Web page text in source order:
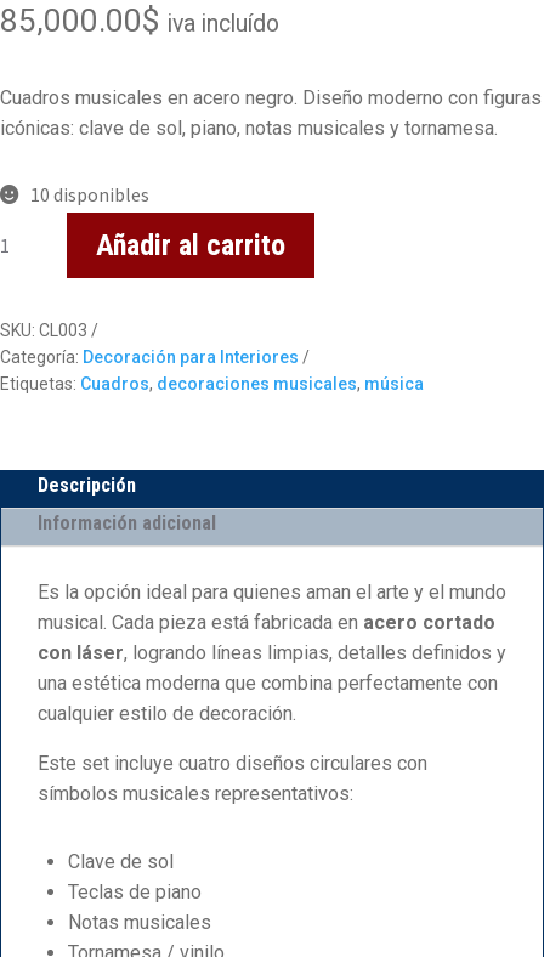
85,000.00$ iva incluído
Cuadros musicales en acero negro. Diseño moderno con figuras
icónicas: clave de sol, piano, notas musicales y tornamesa.
10 disponibles
de
Cuadros
Música
cantidad
Añadir al carrito
SKU: CL003
Categoría: Decoración para Interiores
Etiquetas: Cuadros, decoraciones musicales, música
Descripción
Información adicional
Es la opción ideal para quienes aman el arte y el mundo
musical. Cada pieza está fabricada en acero cortado
con láser, logrando líneas limpias, detalles definidos y
una estética moderna que combina perfectamente con
cualquier estilo de decoración.
Este set incluye cuatro diseños circulares con
símbolos musicales representativos:
Clave de sol
Teclas de piano
Notas musicales